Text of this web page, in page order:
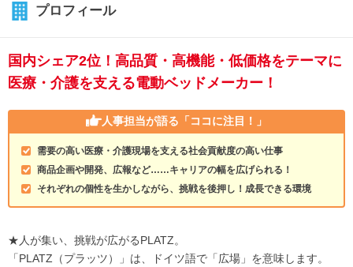
プロフィール
国内シェア2位！高品質・高機能・低価格をテーマに
医療・介護を支える電動ベッドメーカー！
人事担当が語る 「ココに注目！」
需要の高い医療・介護現場を支える社会貢献度の高い仕事
商品企画や開発、広報など……キャリアの幅を広げられる！
それぞれの個性を生かしながら、挑戦を後押し！成長できる環境
★人が集い、挑戦が広がるPLATZ。
「PLATZ（プラッツ）」は、ドイツ語で「広場」を意味します。